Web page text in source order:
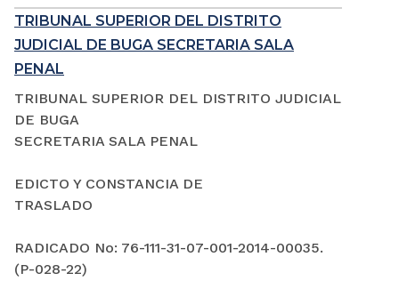
TRIBUNAL SUPERIOR DEL DISTRITO
JUDICIAL DE BUGA SECRETARIA SALA
PENAL
TRIBUNAL SUPERIOR DEL DISTRITO JUDICIAL
DE BUGA
SECRETARIA SALA PENAL
EDICTO Y CONSTANCIA DE
TRASLADO
RADICADO No: 76-111-31-07-001-2014-00035.
(P-028-22)